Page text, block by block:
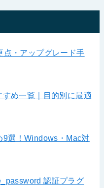
点・アップグレード手
め一覧｜目的別に最適
9選！Windows・Mac対
認証プラグ